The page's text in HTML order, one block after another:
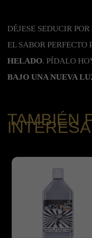
DÉJESE SEDUCIR POR
EL SABOR PERFECTO
HELADO. PÍDALO
BAJO UNA NUEVA
TAMBIÉN